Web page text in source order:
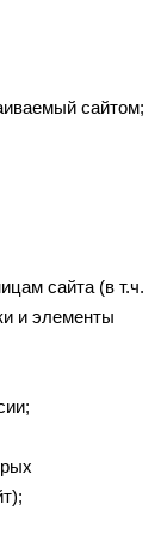
сайтом;
сайта (в т.ч.
и элементы